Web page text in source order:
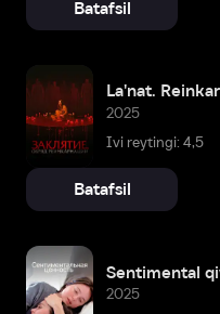
Batafsil
La'nat.
2025
Ivi reytingi: 4,5
Batafsil
Sentimental
2025